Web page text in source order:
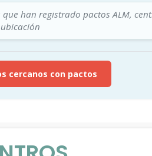
han registrado pactos ALM,
ubicación
cercanos con pactos